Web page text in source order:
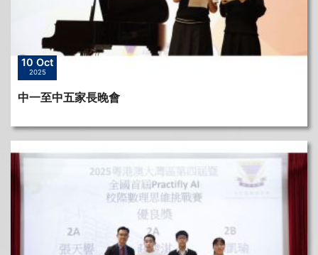
10 Oct
2025
中一至中五家長晚會